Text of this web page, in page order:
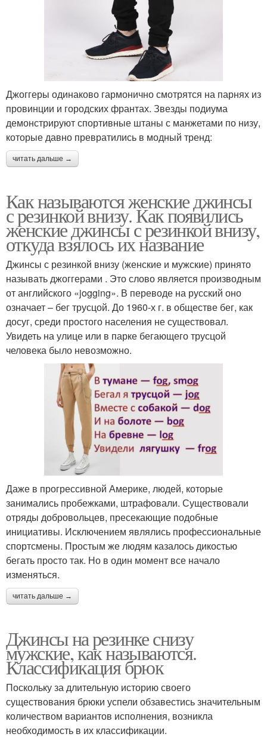
Джоггеры одинаково гармонично смотрятся на парнях из
провинции и городских франтах. Звезды подиума
демонстрируют спортивные штаны с манжетами по низу,
которые давно превратились в модный тренд:
читать дальше →
Как называются женские джинсы
с резинкой внизу. Как появились
женские джинсы с резинкой внизу,
откуда взялось их название
Джинсы с резинкой внизу (женские и мужские) принято
называть джоггерами . Это слово является производным
от английского «jogging». В переводе на русский оно
означает – бег трусцой. До 1960-х г. в обществе бег, как
досуг, среди простого населения не существовал.
Увидеть на улице или в парке бегающего трусцой
человека было невозможно.
Даже в прогрессивной Америке, людей, которые
занимались пробежками, штрафовали. Существовали
отряды добровольцев, пресекающие подобные
инициативы. Исключением являлись профессиональные
спортсмены. Простым же людям казалось дикостью
бегать просто так. Но в один момент все начало
изменяться.
читать дальше →
Джинсы на резинке снизу
мужские, как называются.
Классификация брюк
Поскольку за длительную историю своего
существования брюки успели обзавестись значительным
количеством вариантов исполнения, возникла
необходимость в их классификации.